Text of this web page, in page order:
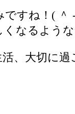
ですね！( ＾
なるよう
活、大切に